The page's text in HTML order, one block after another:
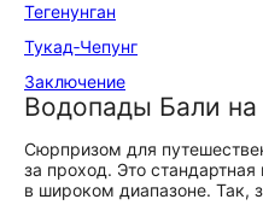
Тегенунган
Тукад‑Чепунг
Заключение
Водопады Бали на
Сюрпризом для
за проход. Это
в широком диапазоне. Так,